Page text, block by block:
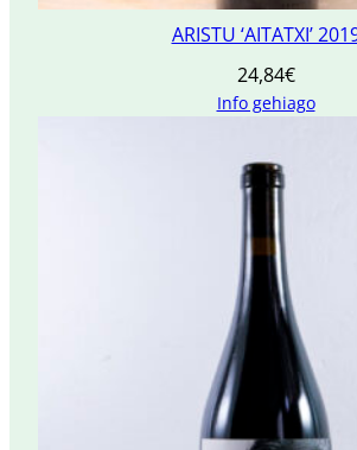
ARISTU ‘AITATXI’
24,84€
Info gehiago